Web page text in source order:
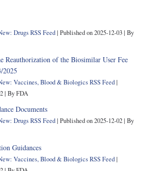
Drugs RSS Feed Published on 2025-12-03 By
Reauthorization of the Biosimilar User Fee
2025
Vaccines, Blood & Biologics RSS Feed
By FDA
Documents
Drugs RSS Feed Published on 2025-12-02 By
Guidances
Vaccines, Blood & Biologics RSS Feed